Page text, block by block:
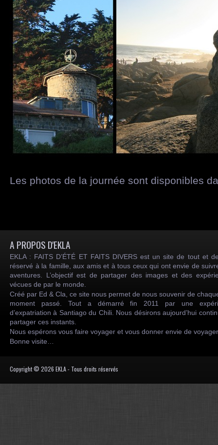
Les photos de la journée sont disponibles
A PROPOS D'EKLA
EKLA : FAITS D’ÉTÉ ET FAITS DIVERS est un site de tout et
réservé à la famille, aux amis et à tous ceux qui ont envie de
aventures. L’objectif est de partager des images et des
vécues de par le monde.
Créé par Ed & Cla, ce site nous permet de nous souvenir de
moment passé. Tout a démarré fin 2011 par une
d’expatriation à Santiago du Chili. Nous désirons aujourd’hui
partager ces instants.
Nous espérons vous faire voyager et vous donner envie de
Bonne visite…
Copyright © 2026 EKLA - Tous droits réservés